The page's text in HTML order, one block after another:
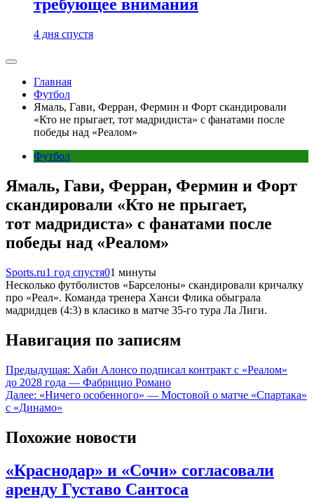
требующее внимания
4 дня спустя
Главная
Футбол
Ямаль, Гави, Ферран, Фермин и Форт скандировали
«Кто не прыгает, тот мадридиста» с фанатами после
победы над «Реалом»
Футбол
Ямаль, Гави, Ферран, Фермин и Форт
скандировали «Кто не прыгает,
тот мадридиста» с фанатами после
победы над «Реалом»
Sports.ru1 год спустя01 минуты
Несколько футболистов «Барселоны» скандировали кричалку
про «Реал». Команда тренера Ханси Флика обыграла
мадридцев (4:3) в класико в матче 35-го тура Ла Лиги.
Навигация по записям
Предыдущая: Хаби Алонсо подписал контракт с «Реалом»
до 2028 года — Фабрицио Романо
Далее: «Ничего особенного» — Мостовой о матче «Спартака»
с «Динамо»
Похожие новости
«Краснодар» и «Сочи» согласовали
аренду Густаво Сантоса